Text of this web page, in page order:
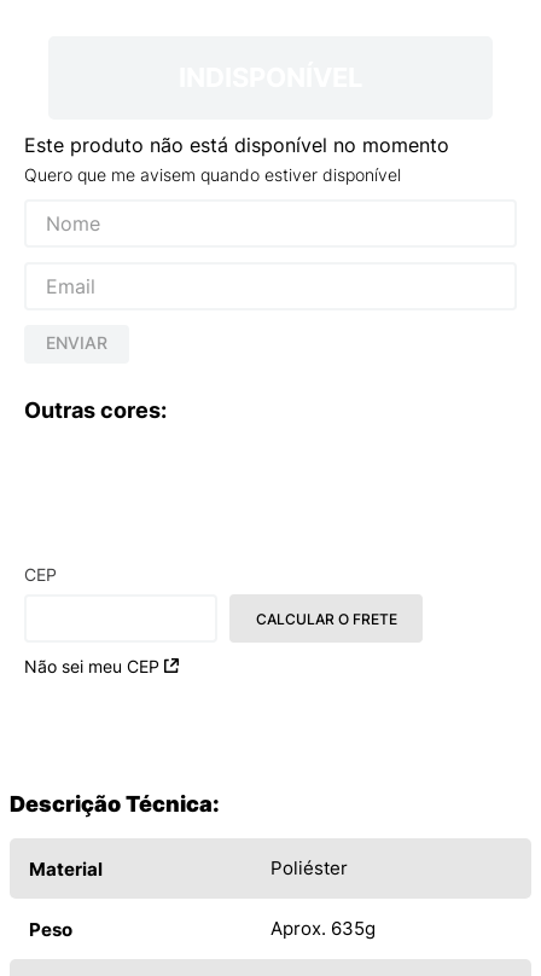
Este produto não está disponível no momento
Quero que me avisem quando estiver disponível
ENVIAR
Outras cores:
CEP
Não sei meu CEP
CALCULAR O FRETE
Descrição Técnica:
Material Poliéster
Peso Aprox. 635g